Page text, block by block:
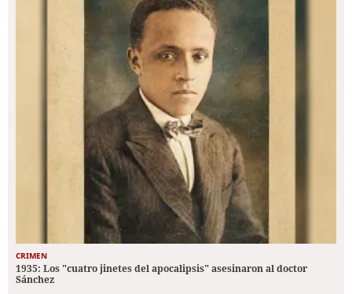
CRIMEN
1935: Los "cuatro jinetes del apocalipsis" asesinaron al doctor
Sánchez